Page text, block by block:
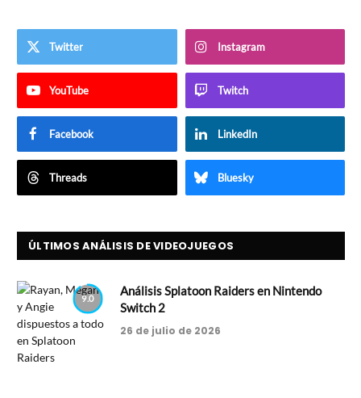
Twitter Instagram
YouTube Twitch
Facebook LinkedIn
Threads Bluesky
ÚLTIMOS ANÁLISIS DE VIDEOJUEGOS
9.0
Análisis Splatoon Raiders en Nintendo
Switch 2
26 de julio de 2026